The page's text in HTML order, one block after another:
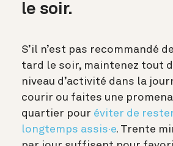
le soir.
S’il n’est pas recommandé
tard le soir, maintenez tout
niveau d’activité dans la
courir ou faites une
quartier pour éviter de
longtemps assis·e. Trente